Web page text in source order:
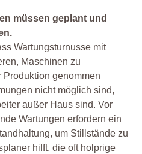
müssen geplant und
Wartungsturnusse mit
Maschinen zu
genommen
nicht möglich sind,
außer Haus sind. Vor
Wartungen erfordern ein
um Stillstände zu
hilft, die oft holprige